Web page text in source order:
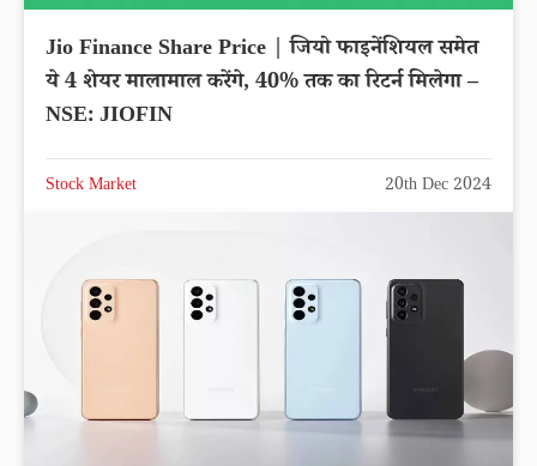
Jio Finance Share Price | जियो फाइनेंशियल समेत
ये 4 शेयर मालामाल करेंगे, 40% तक का रिटर्न मिलेगा –
NSE: JIOFIN
Stock Market 20th Dec 2024